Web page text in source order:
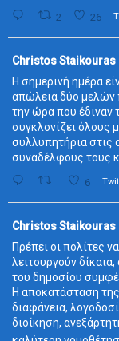
2 26
Christos Staikouras
Η σημερινή ημέρα
απώλεια δύο
την ώρα που έδιναν
συγκλονίζει όλους
συλλυπητήρια στις
συναδέλφους τους
6
Christos Staikouras
Πρέπει οι πολίτες
λειτουργούν
του δημοσίου
Η αποκατάσταση
διαφάνεια,
διοίκηση,